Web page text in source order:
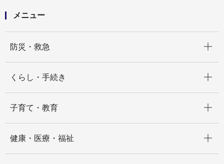
メニュー
防災・救急
くらし・手続き
子育て・教育
健康・医療・福祉